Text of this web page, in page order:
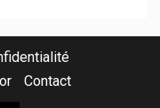
Contact